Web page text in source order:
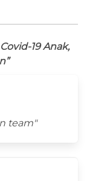
19 Anak,
team"